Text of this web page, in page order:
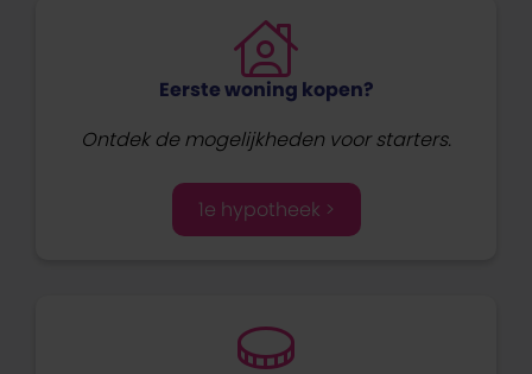
Eerste woning kopen?
Ontdek de mogelijkheden voor starters.
1e hypotheek >